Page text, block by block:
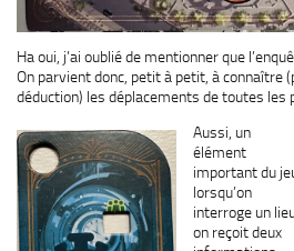
Ha oui, j’ai oublié de mentionner que
On parvient donc, petit à petit, à connaître
déduction) les déplacements de toutes les
Aussi, un
élément
important du
lorsqu’on
interroge un
on reçoit deux